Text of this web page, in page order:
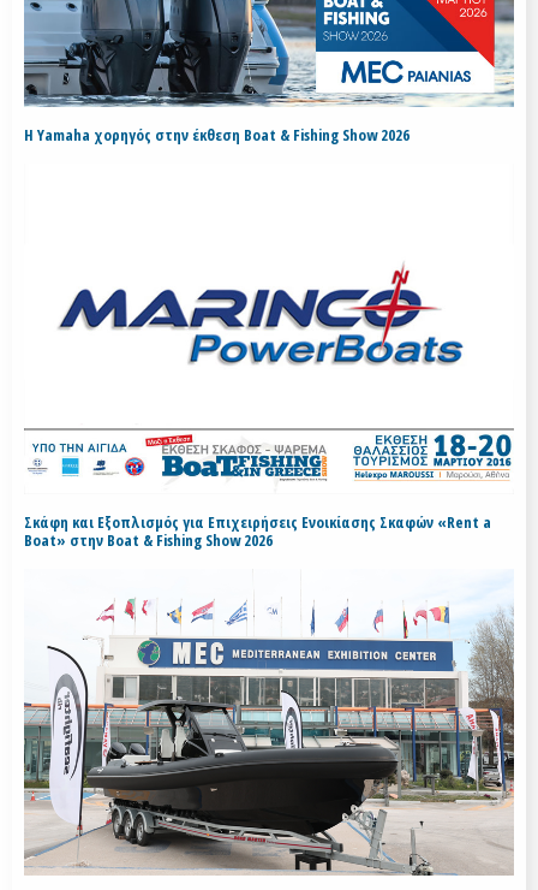
H Yamaha χορηγός στην έκθεση Boat & Fishing Show 2026
Σκάφη και Εξοπλισμός για Επιχειρήσεις Ενοικίασης Σκαφών «Rent a
Boat» στην Boat & Fishing Show 2026